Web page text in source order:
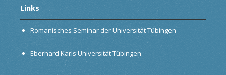
Links
Romanisches Seminar der Universität Tübingen
Eberhard Karls Universität Tübingen